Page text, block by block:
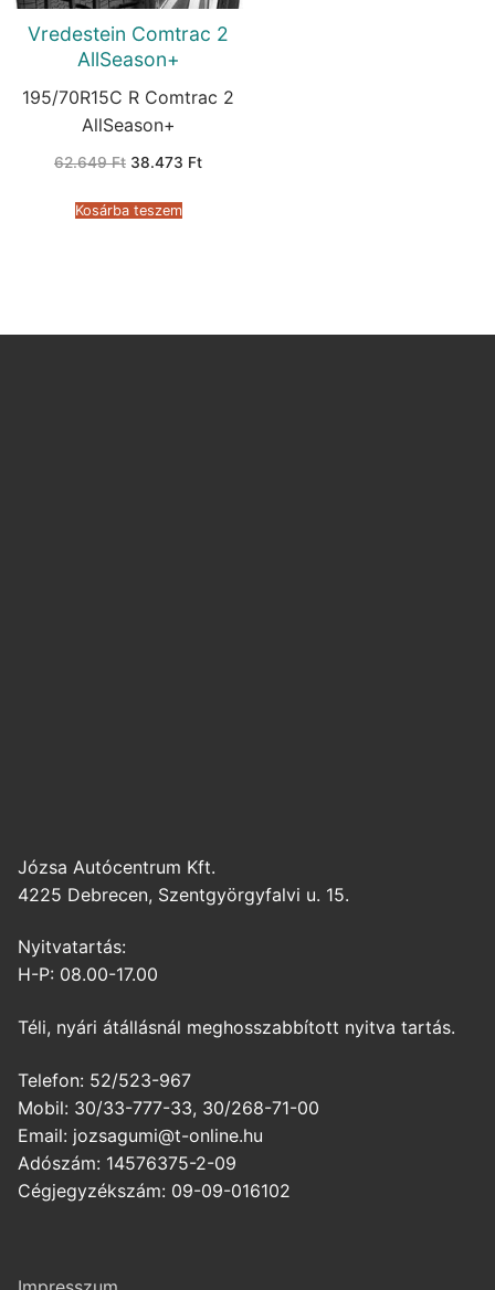
Vredestein Comtrac 2
AllSeason+
195/70R15C R Comtrac 2
AllSeason+
62.649Ft Original
62.649 Ft.
38.473 FtCurrent
Kosárba teszem
Józsa Autócentrum Kft.
4225 Debrecen, Szentgyörgyfalvi u. 15.
Nyitvatartás:
H-P: 08.00-17.00
Téli, nyári átállásnál meghosszabbított nyitva tartás.
Telefon: 52/523-967
Mobil: 30/33-777-33, 30/268-71-00
Email: jozsagumi@t-online.hu
Adószám: 14576375-2-09
Cégjegyzékszám: 09-09-016102